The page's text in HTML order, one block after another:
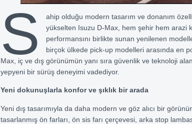
S
ahip olduğu modern tasarım ve donanım
yükselten Isuzu D-Max, hem şehir hem arazi
performansını birlikte sunan yenilenen
birçok ülkede pick-up modelleri arasında en
Max, iç ve dış görünümün yanı sıra güvenlik ve teknoloji
yepyeni bir sürüş deneyimi vadediyor.
Yeni dokunuşlarla konfor ve şıklık bir arada
Yeni dış tasarımıyla da daha modern ve göz alıcı bir
tasarlanmış ön farları, ön sis farı çerçevesi, arka stop